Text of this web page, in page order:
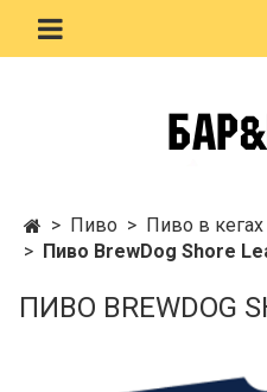
Пиво
Пиво в кегах
Пиво BrewDog Shore
ПИВО BREWDOG